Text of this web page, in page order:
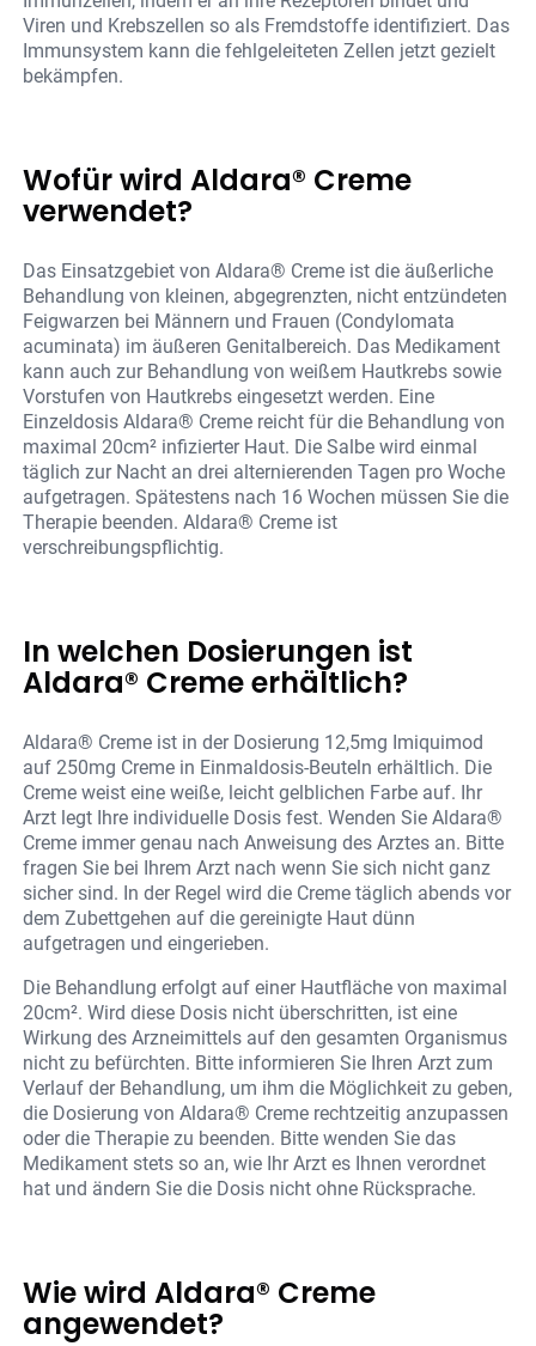
Viren und Krebszellen so als Fremdstoffe identifiziert. Das
Immunsystem kann die fehlgeleiteten Zellen jetzt gezielt
bekämpfen.
Wofür wird Aldara® Creme
verwendet?
Das Einsatzgebiet von Aldara® Creme ist die äußerliche
Behandlung von kleinen, abgegrenzten, nicht entzündeten
Feigwarzen bei Männern und Frauen (Condylomata
acuminata) im äußeren Genitalbereich. Das Medikament
kann auch zur Behandlung von weißem Hautkrebs sowie
Vorstufen von Hautkrebs eingesetzt werden. Eine
Einzeldosis Aldara® Creme reicht für die Behandlung von
maximal 20cm² infizierter Haut. Die Salbe wird einmal
täglich zur Nacht an drei alternierenden Tagen pro Woche
aufgetragen. Spätestens nach 16 Wochen müssen Sie die
Therapie beenden. Aldara® Creme ist
verschreibungspflichtig.
In welchen Dosierungen ist
Aldara® Creme erhältlich?
Aldara® Creme ist in der Dosierung 12,5mg Imiquimod
auf 250mg Creme in Einmaldosis-Beuteln erhältlich. Die
Creme weist eine weiße, leicht gelblichen Farbe auf. Ihr
Arzt legt Ihre individuelle Dosis fest. Wenden Sie Aldara®
Creme immer genau nach Anweisung des Arztes an. Bitte
fragen Sie bei Ihrem Arzt nach wenn Sie sich nicht ganz
sicher sind. In der Regel wird die Creme täglich abends vor
dem Zubettgehen auf die gereinigte Haut dünn
aufgetragen und eingerieben.
Die Behandlung erfolgt auf einer Hautfläche von maximal
20cm². Wird diese Dosis nicht überschritten, ist eine
Wirkung des Arzneimittels auf den gesamten Organismus
nicht zu befürchten. Bitte informieren Sie Ihren Arzt zum
Verlauf der Behandlung, um ihm die Möglichkeit zu geben,
die Dosierung von Aldara® Creme rechtzeitig anzupassen
oder die Therapie zu beenden. Bitte wenden Sie das
Medikament stets so an, wie Ihr Arzt es Ihnen verordnet
hat und ändern Sie die Dosis nicht ohne Rücksprache.
Wie wird Aldara® Creme
angewendet?